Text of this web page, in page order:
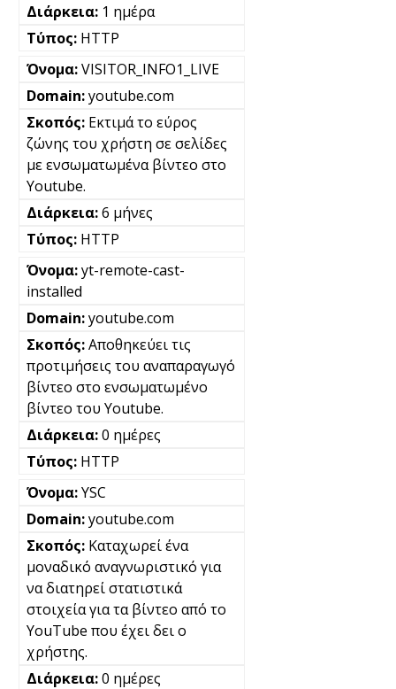
1 ημέρα
HTTP
VISITOR_INFO1_LIVE
youtube.com
Εκτιμά το εύρος
ζώνης του χρήστη σε σελίδες
με ενσωματωμένα βίντεο στο
Youtube.
6 μήνες
HTTP
yt-remote-cast-
installed
youtube.com
Αποθηκεύει τις
προτιμήσεις του αναπαραγωγό
βίντεο στο ενσωματωμένο
βίντεο του Youtube.
0 ημέρες
HTTP
YSC
youtube.com
Καταχωρεί ένα
μοναδικό αναγνωριστικό για
να διατηρεί στατιστικά
στοιχεία για τα βίντεο από το
YouTube που έχει δει ο
χρήστης.
0 ημέρες